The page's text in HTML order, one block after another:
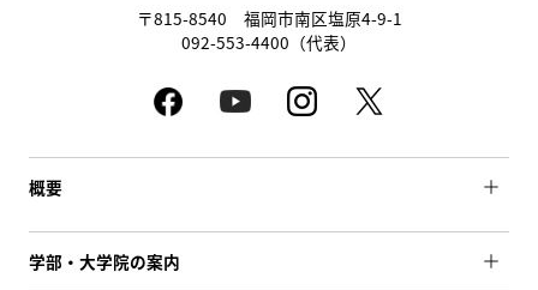
〒815-8540 福岡市南区塩原4-9-1
092-553-4400（代表）
概要
学部・大学院の案内